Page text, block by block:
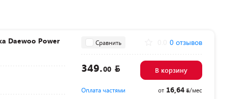
Daewoo Power
Сравнить 0 отзывов
349.00 В корзину
Оплата частями от16,64
/мес